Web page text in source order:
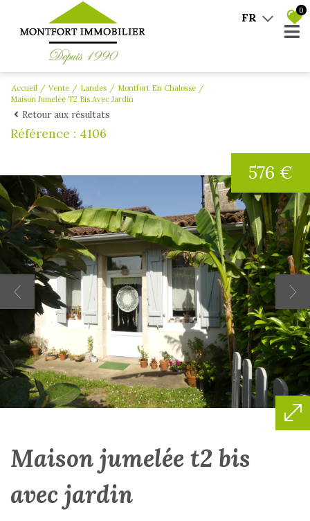
FR
0
Accueil Vente Landes
Montfort En Chalosse
Maison Jumelée T2 Bis Avec Jardin
Retour aux résultats
Référence : 4106
576 €
maison jumelée t2 bis
avec jardin